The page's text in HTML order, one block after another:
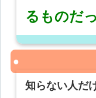
るものだ
知らない人だ